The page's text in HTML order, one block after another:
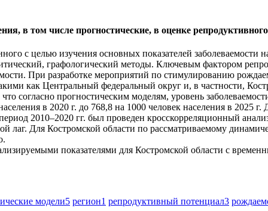
в том числе прогностические, в оценке
с целью изучения основных показателей
графологический методы. Ключевым фактором
При разработке мероприятий по стимулированию
как Центральный федеральный округ и, в частности,
согласно прогностическим моделям, уровень
в 2020 г. до 768,8 на 1000 человек населения в 2025
2010–2020 гг. был проведен кросскорреляционный
Для Костромской области по рассматриваемому
показателями для Костромской области с
модели5 регион1 репродуктивный потенциал3